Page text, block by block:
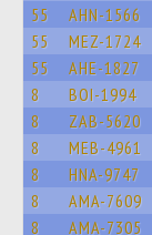
55 AHN-1566
55 MEZ-1724
55 AHE-1827
8 BOI-1994
8 ZAB-5620
8 MEB-4961
8 HNA-9747
8 AMA-7609
8 AMA-7305